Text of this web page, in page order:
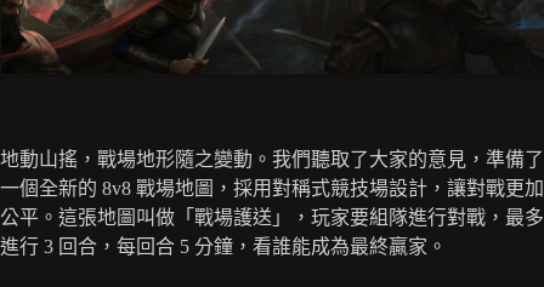
地動山搖，戰場地形隨之變動。我們聽取了大家的意見，準備了
一個全新的 8v8 戰場地圖，採用對稱式競技場設計，讓對戰更加
公平。這張地圖叫做「戰場護送」，玩家要組隊進行對戰，最多
進行 3 回合，每回合 5 分鐘，看誰能成為最終贏家。